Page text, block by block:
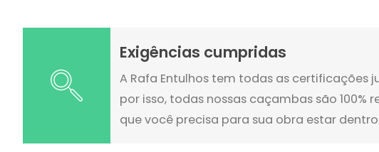
Exigências cumpridas
A Rafa Entulhos tem todas as certificações
por isso, todas nossas caçambas são 100%
que você precisa para sua obra estar